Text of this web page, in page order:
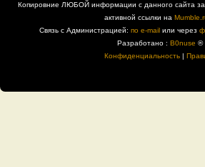
Копировние ЛЮБОЙ информации с данного сайта
активной ссылки на
Связь с Администрацией: по e-mail или через
Разработано : B0nuse ®
Конфиденциальность|